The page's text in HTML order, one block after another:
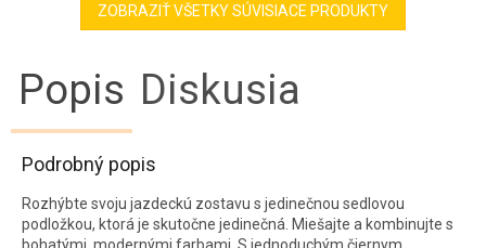
ZOBRAZIŤ VŠETKY SÚVISIACE PRODUKTY
Popis Diskusia
Podrobný popis
Rozhýbte svoju jazdeckú zostavu s jedinečnou sedlovou
podložkou, ktorá je skutočne jedinečná. Miešajte a kombinujte s
bohatými, modernými farbami. S jednoduchým čiernym